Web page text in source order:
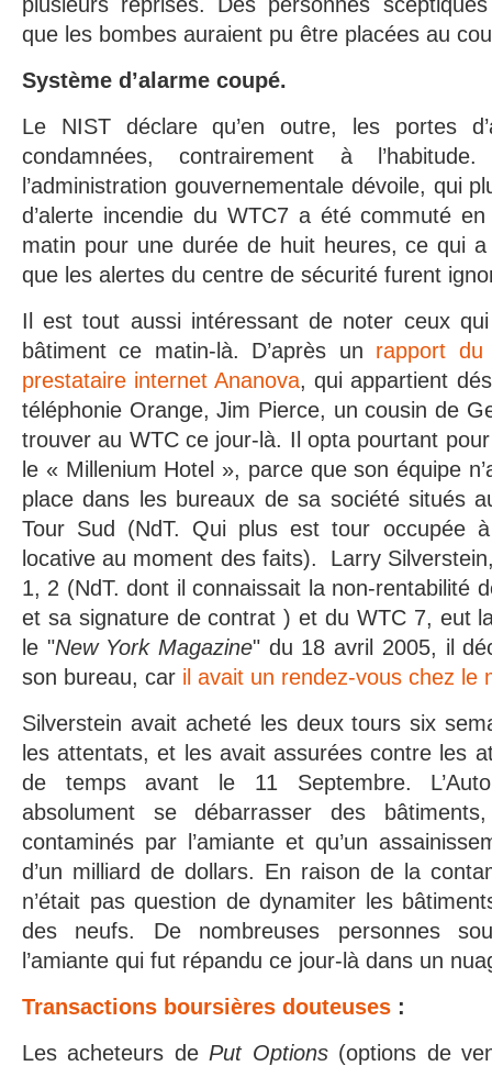
que les bombes auraient pu être placées au
Système d’alarme coupé.
Le NIST déclare qu’en outre, les portes
condamnées, contrairement à
l’administration gouvernementale dévoile, qui
d’alerte incendie du WTC7 a été commuté
matin pour une durée de huit heures, ce qui
que les alertes du centre de sécurité furent
Il est tout aussi intéressant de noter ceux
bâtiment ce matin-là. D’après un rapport
prestataire internet Ananova, qui appartient
téléphonie Orange, Jim Pierce, un cousin de
trouver au WTC ce jour-là. Il opta pourtant
le « Millenium Hotel », parce que son équipe
place dans les bureaux de sa société situés
Tour Sud (NdT. Qui plus est tour occupée
locative au moment des faits). Larry
1, 2 (NdT. dont il connaissait la non-rentabilité
et sa signature de contrat ) et du WTC 7, eut
le "New York Magazine" du 18 avril 2005, il
son bureau, car il avait un rendez-vous chez le
Silverstein avait acheté les deux tours six
les attentats, et les avait assurées contre les
de temps avant le 11 Septembre.
absolument se débarrasser des
contaminés par l’amiante et qu’un
d’un milliard de dollars. En raison de la
n’était pas question de dynamiter les
des neufs. De nombreuses personnes
l’amiante qui fut répandu ce jour-là dans un
Transactions boursières douteuses :
Les acheteurs de Put Options(options de